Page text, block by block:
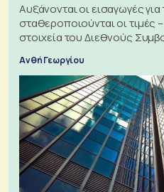
Αυξάνονται οι εισαγωγές για
σταθεροποιούνται οι τιμές
στοιχεία του Διεθνούς
Ανθή Γεωργίου